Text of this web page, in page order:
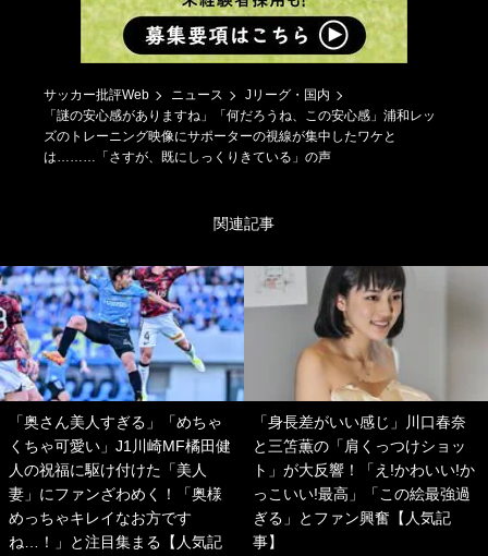
サッカー批評Web ニュース
Jリーグ・国内
「謎の安心感がありますね」「何だろうね、この安心感」浦和レッ
ズのトレーニング映像にサポーターの視線が集中したワケと
は………「さすが、既にしっくりきている」の声
関連記事
「奥さん美人すぎる」「めちゃ
くちゃ可愛い」J1川崎MF橘田健
人の祝福に駆け付けた「美人
妻」にファンざわめく！「奥様
めっちゃキレイなお方です
ね…！」と注目集まる【人気記
「身長差がいい感じ」川口春奈
と三笘薫の「肩くっつけショッ
ト」が大反響！「え!かわいい!か
っこいい!最高」「この絵最強過
ぎる」とファン興奮【人気記
事】